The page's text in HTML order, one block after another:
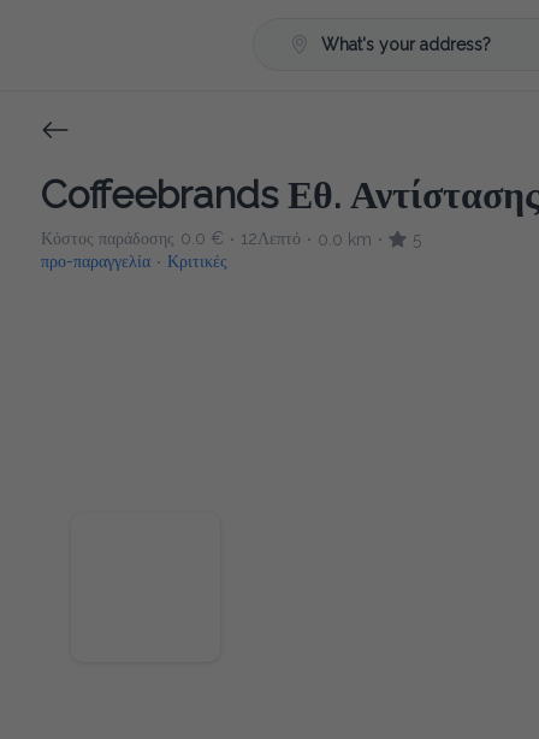
What's your address?
Coffeebrands Εθ. Αντίστασης
Κόστος παράδοσης 0.0 € • 12Λεπτό • 0.0 km •
5
προ-παραγγελία • Κριτικές